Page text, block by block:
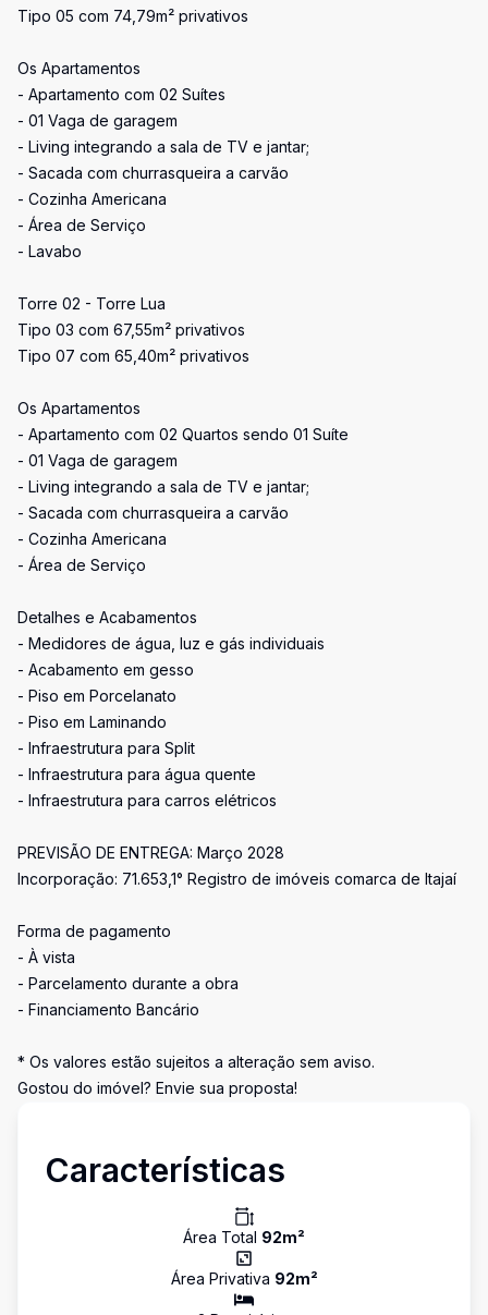
Tipo 05 com 74,79m² privativos
Os Apartamentos
- Apartamento com 02 Suítes
- 01 Vaga de garagem
- Living integrando a sala de TV e jantar;
- Sacada com churrasqueira a carvão
- Cozinha Americana
- Área de Serviço
- Lavabo
Torre 02 - Torre Lua
Tipo 03 com 67,55m² privativos
Tipo 07 com 65,40m² privativos
Os Apartamentos
- Apartamento com 02 Quartos sendo 01 Suíte
- 01 Vaga de garagem
- Living integrando a sala de TV e jantar;
- Sacada com churrasqueira a carvão
- Cozinha Americana
- Área de Serviço
Detalhes e Acabamentos
- Medidores de água, luz e gás individuais
- Acabamento em gesso
- Piso em Porcelanato
- Piso em Laminando
- Infraestrutura para Split
- Infraestrutura para água quente
- Infraestrutura para carros elétricos
PREVISÃO DE ENTREGA: Março 2028
Incorporação: 71.653,1° Registro de imóveis comarca de Itajaí
Forma de pagamento
- À vista
- Parcelamento durante a obra
- Financiamento Bancário
* Os valores estão sujeitos a alteração sem aviso.
Gostou do imóvel? Envie sua proposta!
Características
Área Total 92m²
Área Privativa 92m²